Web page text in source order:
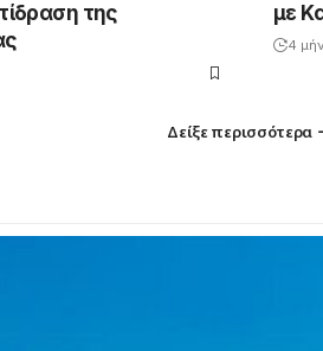
της
με
4
Δείξε περισσότερα